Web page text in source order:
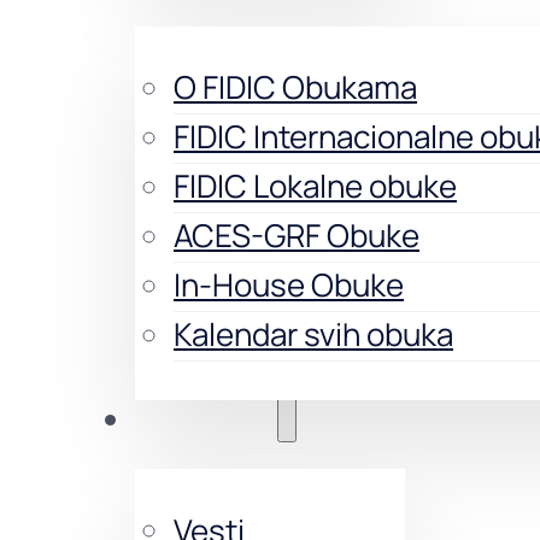
O FIDIC Obukama
FIDIC Internacionalne
FIDIC Lokalne obuke
ACES-GRF Obuke
In-House Obuke
Kalendar svih obuka
Vesti